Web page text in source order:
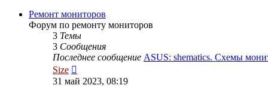
Ремонт мониторов
Форум по ремонту мониторов
3 Темы
3 Сообщения
Последнее сообщение ASUS: shematics. Схемы
Size
к
31 май 2023, 08:19